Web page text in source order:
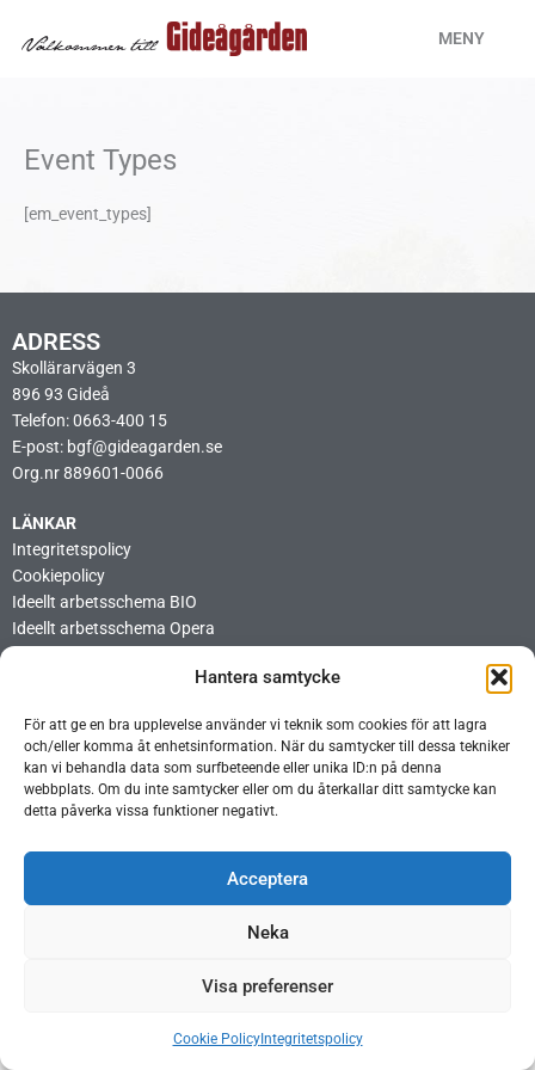
Hantera samtycke
För att ge en bra upplevelse använder vi teknik som cookies för att lagra
och/eller komma åt enhetsinformation. När du samtycker till dessa tekniker
kan vi behandla data som surfbeteende eller unika ID:n på denna
webbplats. Om du inte samtycker eller om du återkallar ditt samtycke kan
detta påverka vissa funktioner negativt.
Acceptera
Neka
Visa preferenser
Cookie PolicyIntegritetspolicy
MENY
Event Types
[em_event_types]
ADRESS
Skollärarvägen 3
896 93 Gideå
Telefon: 0663-400 15
E-post: bgf@gideagarden.se
Org.nr 889601-0066
LÄNKAR
Integritetspolicy
Cookiepolicy
Ideellt arbetsschema BIO
Ideellt arbetsschema Opera